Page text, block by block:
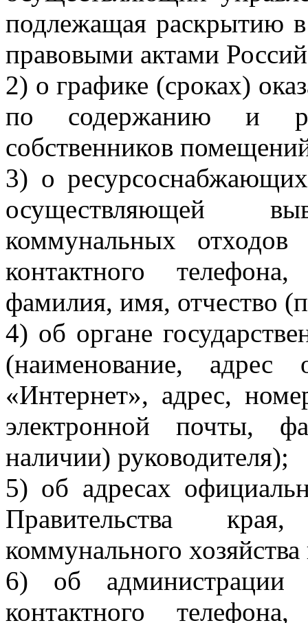
подлежащая раскрытию
правовыми актами
2) о графике (сроках)
по содержанию и
собственников
3) о
осуществляющей
коммунальных отходов
контактного
фамилия, имя, отчество
4) об органе
(наименование, адрес
«Интернет», адрес,
электронной почты,
наличии) руководителя);
5) об адресах
Правительства
коммунального хозяйства
6) об администрации
контактного